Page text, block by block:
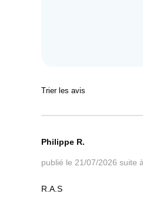
Trier les avis
Philippe R.
publié le 21/07/2026 suite
R.A.S